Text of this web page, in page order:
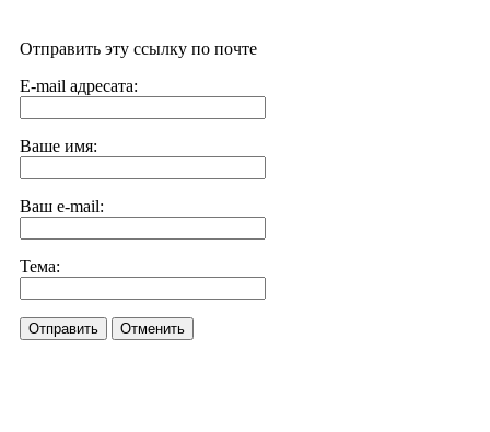
Отправить эту ссылку по почте
E-mail адресата:
Ваше имя:
Ваш e-mail:
Тема:
Отправить Отменить